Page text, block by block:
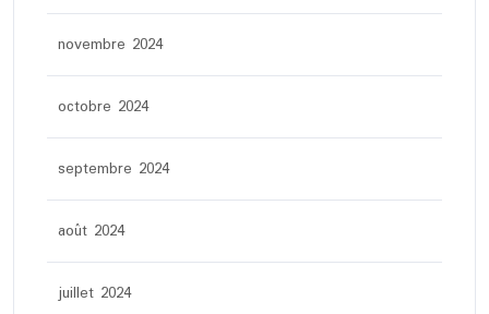
novembre 2024
octobre 2024
septembre 2024
août 2024
juillet 2024